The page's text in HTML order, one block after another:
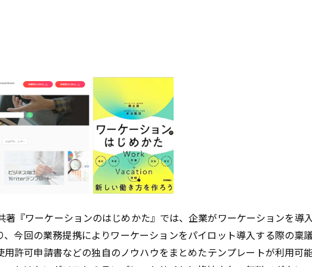
著『ワーケーションのはじめかた』では、企業がワーケーションを導
今回の業務提携によりワーケーションをパイロット導入する際の稟議
許可申請書などの独自のノウハウをまとめたテンプレートが利用可